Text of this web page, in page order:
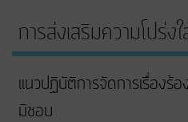
การส่งเสริมความโปร่ง
แนวปฏิบัติการจัดการเรื่องร้
มิชอบ